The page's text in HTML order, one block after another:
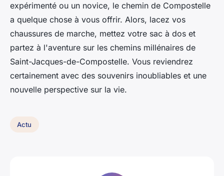
expérimenté ou un novice, le chemin de Compostelle
a quelque chose à vous offrir. Alors, lacez vos
chaussures de marche, mettez votre sac à dos et
partez à l'aventure sur les chemins millénaires de
Saint-Jacques-de-Compostelle. Vous reviendrez
certainement avec des souvenirs inoubliables et une
nouvelle perspective sur la vie.
Actu